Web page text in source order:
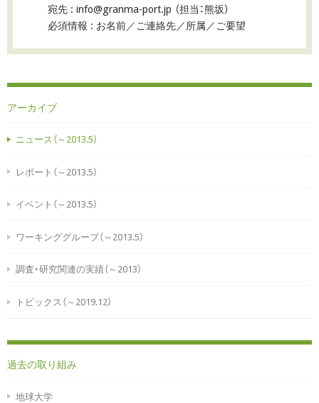
宛先 : info@granma-port.jp （担当：熊坂）
必須情報 : お名前／ご連絡先／所属／ご要望
アーカイブ
ニュース（～2013.5）
レポート（～2013.5）
イベント（～2013.5）
ワーキンググループ（～2013.5）
調査・研究関連の実績（～2013）
トピックス（～2019.12）
過去の取り組み
地球大学